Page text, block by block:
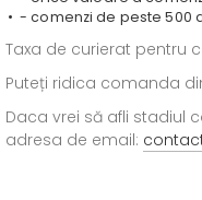
- comenzi de peste 500
Taxa de curierat pentru
Puteți ridica comanda
Daca vrei să afli stadiul
adresa de email: